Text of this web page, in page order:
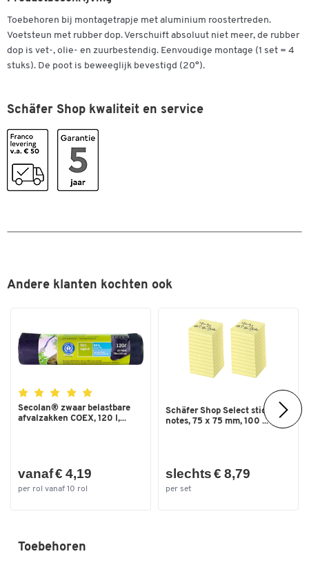
Toebehoren bij montagetrapje met aluminium roostertreden.
Voetsteun met rubber dop. Verschuift absoluut niet meer, de rubber
dop is vet-, olie- en zuurbestendig. Eenvoudige montage (1 set = 4
stuks). De poot is beweeglijk bevestigd (20°).
Schäfer Shop kwaliteit en service
Andere klanten kochten ook
Secolan® zwaar belastbare
afvalzakken COEX, 120 l,...
vanaf € 4,19
per rol vanaf 10 rol
Schäfer Shop Select sticky
notes, 75 x 75 mm, 100 ...
slechts € 8,79
per set
Toebehoren
Dubbelklik om in te zoomen